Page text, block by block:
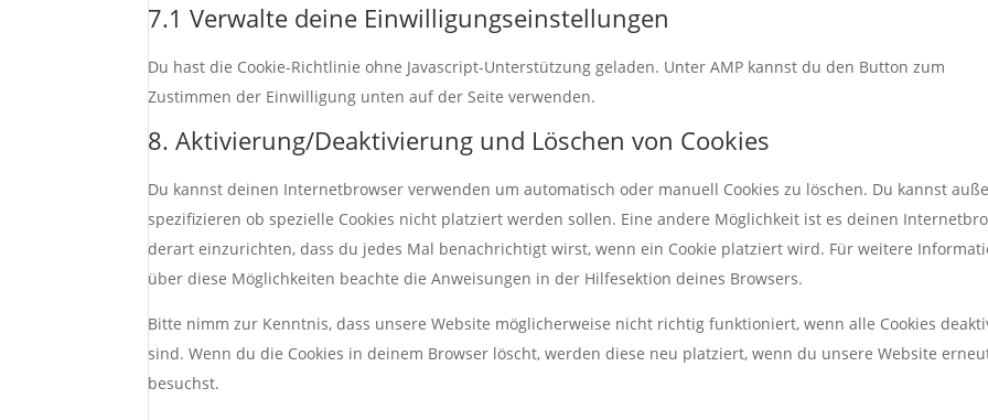
7.1 Verwalte deine Einwilligungseinstellungen
Du hast die Cookie-Richtlinie ohne Javascript-Unterstützung geladen. Unter AMP kannst du den Button zum
Zustimmen der Einwilligung unten auf der Seite verwenden.
8. Aktivierung/Deaktivierung und Löschen von Cookies
Du kannst deinen Internetbrowser verwenden um automatisch oder manuell Cookies zu löschen. Du kannst
spezifizieren ob spezielle Cookies nicht platziert werden sollen. Eine andere Möglichkeit ist es deinen
derart einzurichten, dass du jedes Mal benachrichtigt wirst, wenn ein Cookie platziert wird. Für weitere
über diese Möglichkeiten beachte die Anweisungen in der Hilfesektion deines Browsers.
Bitte nimm zur Kenntnis, dass unsere Website möglicherweise nicht richtig funktioniert, wenn alle Cookies
sind. Wenn du die Cookies in deinem Browser löscht, werden diese neu platziert, wenn du unsere Website
besuchst.